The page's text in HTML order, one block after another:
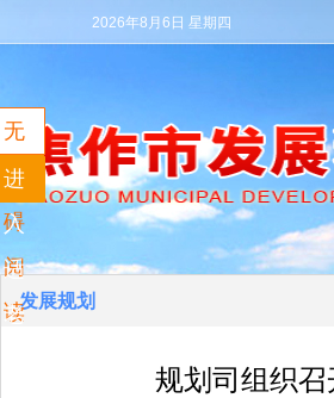
2026年8月6日 星期四
无
障
碍
阅
读
进
入
适
老
发展规划
规划司组织